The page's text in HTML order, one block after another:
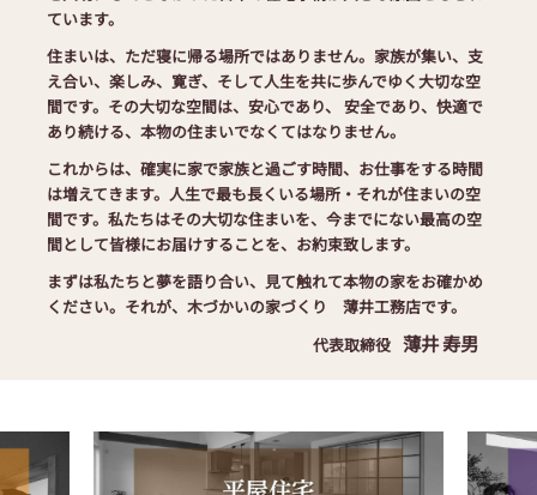
ています。
住まいは、ただ寝に帰る場所ではありません。家族が集い、支
え合い、楽しみ、寛ぎ、そして人生を共に歩んでゆく大切な空
間です。その大切な空間は、安心であり、 安全であり、快適で
あり続ける、本物の住まいでなくてはなりません。
これからは、確実に家で家族と過ごす時間、お仕事をする時間
は増えてきます。人生で最も長くいる場所・それが住まいの空
間です。私たちはその大切な住まいを、今までにない最高の空
間として皆様にお届けすることを、お約束致します。
まずは私たちと夢を語り合い、見て触れて本物の家をお確かめ
ください。それが、木づかいの家づくり 薄井工務店です。
代表取締役 薄井 寿男